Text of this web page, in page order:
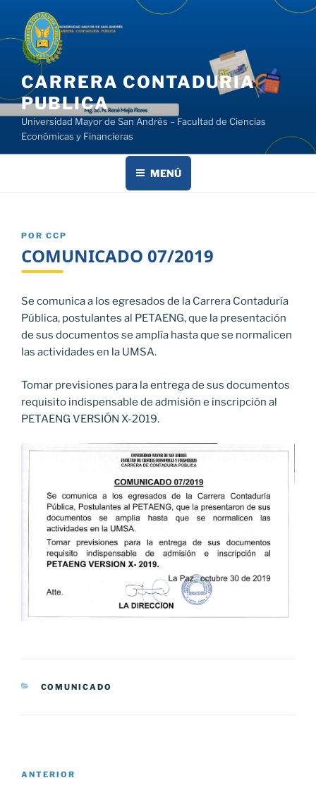
contenido
CARRERA CONTADURIA
PUBLICA
Universidad Mayor de San Andrés – Facultad de Ciencias
Económicas y Financieras
MENÚ
PUBLICADO
POR CCP
COMUNICADO 07/2019
Se comunica a los egresados de la Carrera Contaduría
Pública, postulantes al PETAENG, que la presentación
de sus documentos se amplía hasta que se normalicen
las actividades en la UMSA.
Tomar previsiones para la entrega de sus documentos
requisito indispensable de admisión e inscripción al
PETAENG VERSIÓN X-2019.
CATEGORÍAS
COMUNICADO
Navegación
Entrada
ANTERIOR